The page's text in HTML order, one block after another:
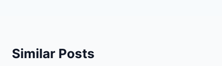
Similar Posts